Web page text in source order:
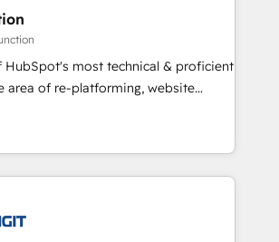
Portugal—we've executed over a
Our approach,
principles, integrates analysis,
and qualification. Leveraging
tactics, we focus on
nurturing, and converting leads.
HubSpot's most technical & proficient
area of re-platforming, website
We specialize in multi-hub
for mid-market & enterprise
award-winning
Technical Expertise Impact